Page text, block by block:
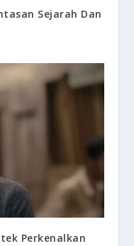
Sejarah Dan
Perkenalkan